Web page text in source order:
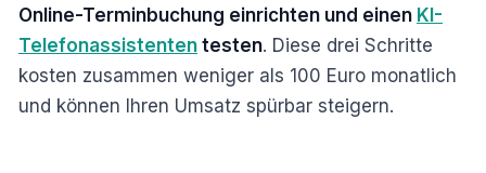
Online-Terminbuchung einrichten und einen KI-
Telefonassistenten testen. Diese drei Schritte
kosten zusammen weniger als 100 Euro monatlich
und können Ihren Umsatz spürbar steigern.